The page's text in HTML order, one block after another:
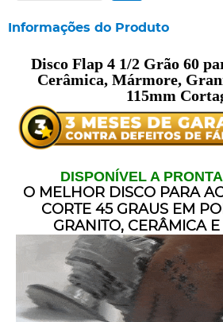
Informações do Produto
Disco Flap 4 1/2 Grão 60
Cerâmica, Mármore,
115mm
DISPONÍVEL A
O MELHOR DISCO PARA
CORTE 45 GRAUS EM
GRANITO, CERÂMICA